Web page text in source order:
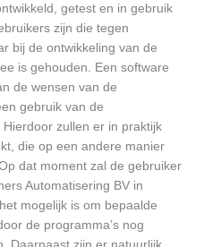
getest en in gebruik
zijn die tegen
bij de ontwikkeling van de
is gehouden. Een software
de wensen van de
gebruik van de
Hierdoor zullen er in praktijk
die op een andere manier
dat moment zal de gebruiker
Automatisering BV in
mogelijk is om bepaalde
de programma’s nog